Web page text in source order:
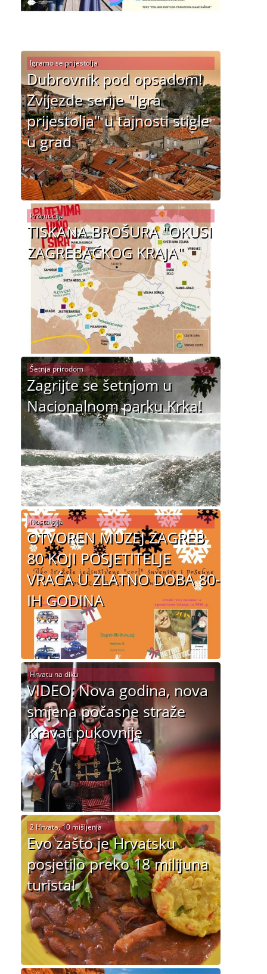
Dubrovnik pod opsadom!
Zvijezde serije "Igra
prijestolja" u tajnosti stigle
u grad
Igramo se prijestolja
TISKANA BROŠURA "OKUSI
ZAGREBAČKOG KRAJA"
Promocija
Zagrijte se šetnjom u
Nacionalnom parku Krka!
Šetnja prirodom
OTVOREN MUZEJ ZAGREB
80 KOJI POSJETITELJE
VRAĆA U ZLATNO DOBA 80-
IH GODINA
Nostalgija
VIDEO: Nova godina, nova
smjena počasne straže
Kravat pukovnije
Hrvatu na diku
Evo zašto je Hrvatsku
posjetilo preko 18 milijuna
turista!
2 Hrvata, 10 mišljenja